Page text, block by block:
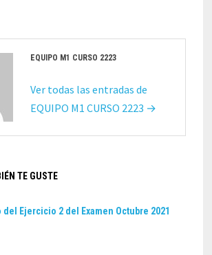
EQUIPO M1 CURSO 2223
Ver todas las entradas de
EQUIPO M1 CURSO 2223 →
TE GUSTE
Ejercicio 2 del Examen Octubre 2021